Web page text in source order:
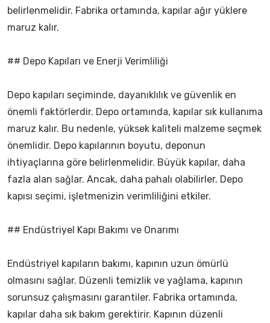
belirlenmelidir. Fabrika ortamında, kapılar ağır yüklere
maruz kalır.
## Depo Kapıları ve Enerji Verimliliği
Depo kapıları seçiminde, dayanıklılık ve güvenlik en
önemli faktörlerdir. Depo ortamında, kapılar sık kullanıma
maruz kalır. Bu nedenle, yüksek kaliteli malzeme seçmek
önemlidir. Depo kapılarının boyutu, deponun
ihtiyaçlarına göre belirlenmelidir. Büyük kapılar, daha
fazla alan sağlar. Ancak, daha pahalı olabilirler. Depo
kapısı seçimi, işletmenizin verimliliğini etkiler.
## Endüstriyel Kapı Bakımı ve Onarımı
Endüstriyel kapıların bakımı, kapının uzun ömürlü
olmasını sağlar. Düzenli temizlik ve yağlama, kapının
sorunsuz çalışmasını garantiler. Fabrika ortamında,
kapılar daha sık bakım gerektirir. Kapının düzenli